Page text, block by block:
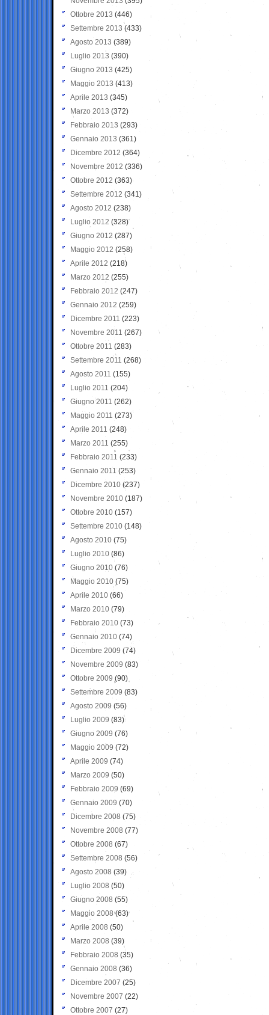
Ottobre 2013 (446)
Settembre 2013 (433)
Agosto 2013 (389)
Luglio 2013 (390)
Giugno 2013 (425)
Maggio 2013 (413)
Aprile 2013 (345)
Marzo 2013 (372)
Febbraio 2013 (293)
Gennaio 2013 (361)
Dicembre 2012 (364)
Novembre 2012 (336)
Ottobre 2012 (363)
Settembre 2012 (341)
Agosto 2012 (238)
Luglio 2012 (328)
Giugno 2012 (287)
Maggio 2012 (258)
Aprile 2012 (218)
Marzo 2012 (255)
Febbraio 2012 (247)
Gennaio 2012 (259)
Dicembre 2011 (223)
Novembre 2011 (267)
Ottobre 2011 (283)
Settembre 2011 (268)
Agosto 2011 (155)
Luglio 2011 (204)
Giugno 2011 (262)
Maggio 2011 (273)
Aprile 2011 (248)
Marzo 2011 (255)
Febbraio 2011 (233)
Gennaio 2011 (253)
Dicembre 2010 (237)
Novembre 2010 (187)
Ottobre 2010 (157)
Settembre 2010 (148)
Agosto 2010 (75)
Luglio 2010 (86)
Giugno 2010 (76)
Maggio 2010 (75)
Aprile 2010 (66)
Marzo 2010 (79)
Febbraio 2010 (73)
Gennaio 2010 (74)
Dicembre 2009 (74)
Novembre 2009 (83)
Ottobre 2009 (90)
Settembre 2009 (83)
Agosto 2009 (56)
Luglio 2009 (83)
Giugno 2009 (76)
Maggio 2009 (72)
Aprile 2009 (74)
Marzo 2009 (50)
Febbraio 2009 (69)
Gennaio 2009 (70)
Dicembre 2008 (75)
Novembre 2008 (77)
Ottobre 2008 (67)
Settembre 2008 (56)
Agosto 2008 (39)
Luglio 2008 (50)
Giugno 2008 (55)
Maggio 2008(63)
Aprile 2008 (50)
Marzo 2008 (39)
Febbraio 2008 (35)
Gennaio 2008 (36)
Dicembre 2007 (25)
Novembre 2007 (22)
Ottobre 2007 (27)